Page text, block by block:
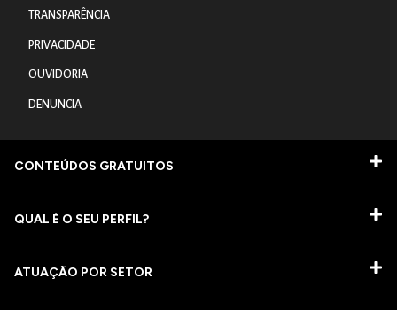
TRANSPARÊNCIA
PRIVACIDADE
OUVIDORIA
DENUNCIA
CONTEÚDOS GRATUITOS
QUAL É O SEU PERFIL?
ATUAÇÃO POR SETOR